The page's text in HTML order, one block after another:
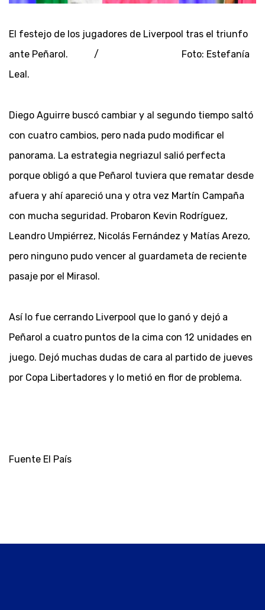
El festejo de los jugadores de Liverpool tras el triunfo
ante Peñarol. / Foto: Estefanía
Leal.
Diego Aguirre buscó cambiar y al segundo tiempo saltó
con cuatro cambios, pero nada pudo modificar el
panorama. La estrategia negriazul salió perfecta
porque obligó a que Peñarol tuviera que rematar desde
afuera y ahí apareció una y otra vez Martín Campaña
con mucha seguridad. Probaron Kevin Rodríguez,
Leandro Umpiérrez, Nicolás Fernández y Matías Arezo,
pero ninguno pudo vencer al guardameta de reciente
pasaje por el Mirasol.
Así lo fue cerrando Liverpool que lo ganó y dejó a
Peñarol a cuatro puntos de la cima con 12 unidades en
juego. Dejó muchas dudas de cara al partido de jueves
por Copa Libertadores y lo metió en flor de problema.
Fuente El País